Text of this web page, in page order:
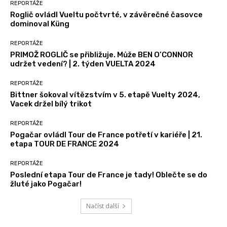
REPORTÁŽE
Roglič ovládl Vueltu počtvrté, v závěrečné časovce
dominoval Küng
REPORTÁŽE
PRIMOŽ ROGLIČ se přibližuje. Může BEN O’CONNOR
udržet vedení? | 2. týden VUELTA 2024
REPORTÁŽE
Bittner šokoval vítězstvím v 5. etapě Vuelty 2024,
Vacek držel bílý trikot
REPORTÁŽE
Pogačar ovládl Tour de France potřetí v kariéře | 21.
etapa TOUR DE FRANCE 2024
REPORTÁŽE
Poslední etapa Tour de France je tady! Oblečte se do
žluté jako Pogačar!
Načíst další